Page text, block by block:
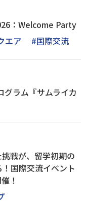
：Welcome Party
エア #国際交流
グラム『サムライカ
戦が、留学初期の
国際交流イベント
！